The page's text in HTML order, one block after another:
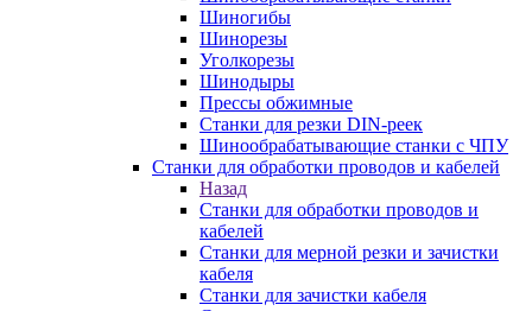
Шиногибы
Шинорезы
Уголкорезы
Шинодыры
Прессы обжимные
Станки для резки DIN-реек
Шинообрабатывающие станки с ЧПУ
Станки для обработки проводов и кабелей
Назад
Станки для обработки проводов и
кабелей
Станки для мерной резки и зачистки
кабеля
Станки для зачистки кабеля